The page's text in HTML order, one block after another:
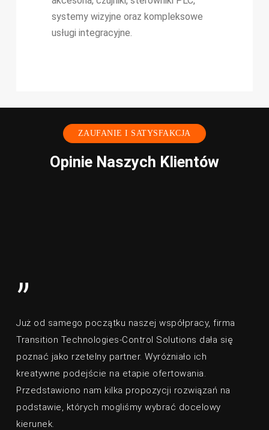
systemy wizyjne oraz kompleksowe
usługi integracyjne.
ZAUFANIE I SATYSFAKCJA
Opinie Naszych Klientów
”
Już od samego początku naszej współpracy, firma
Transition Technologies-Control Solutions dała się
poznać jako rzetelny partner. Wyróżniało ich
kreatywne podejście na etapie ofertowania.
Przedstawiono nam kilka propozycji rozwiązań na
podstawie, których mogliśmy wybrać docelowy
kierunek.